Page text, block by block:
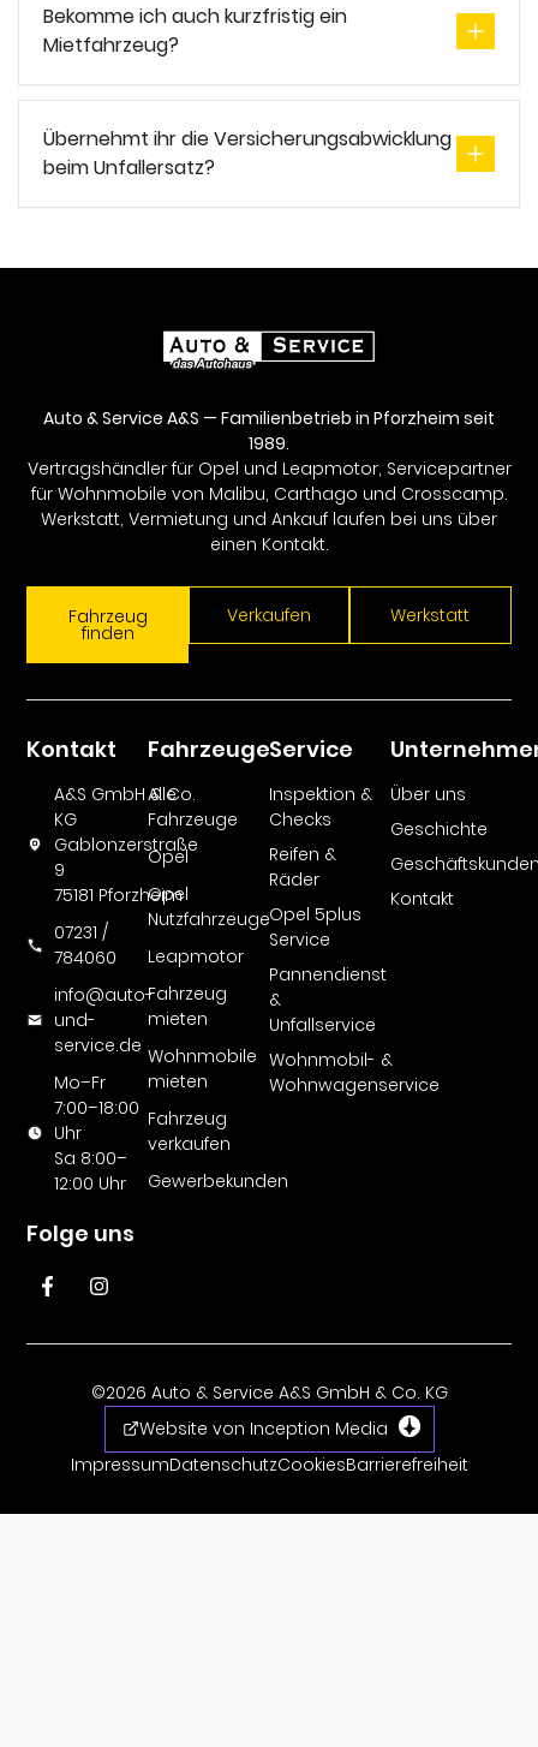
Bekomme ich auch kurzfristig ein
Mietfahrzeug?
Übernehmt ihr die Versicherungsabwicklung
beim Unfallersatz?
Auto & Service A&S — Familienbetrieb in Pforzheim seit
1989.
Vertragshändler für Opel und Leapmotor, Servicepartner
für Wohnmobile von Malibu, Carthago und Crosscamp.
Werkstatt, Vermietung und Ankauf laufen bei uns über
einen Kontakt.
Fahrzeug
finden
Verkaufen Werkstatt
Kontakt
A&S GmbH & Co.
KG
Gablonzerstraße
9
75181 Pforzheim
07231 /
784060
info@auto-
und-
service.de
Mo–Fr
7:00–18:00
Uhr
Sa 8:00–
12:00 Uhr
Folge uns
Fahrzeuge
Alle
Fahrzeuge
Opel
Opel
Nutzfahrzeuge
Leapmotor
Fahrzeug
mieten
Wohnmobile
mieten
Fahrzeug
verkaufen
Gewerbekunden
Service
Inspektion &
Checks
Reifen &
Räder
Opel 5plus
Service
Pannendienst
&
Unfallservice
Wohnmobil- &
Wohnwagenservice
Über uns
Geschichte
Kontakt
©2026 Auto & Service A&S GmbH & Co. KG
Website von Inception Media
ImpressumDatenschutzCookiesBarrierefreiheit